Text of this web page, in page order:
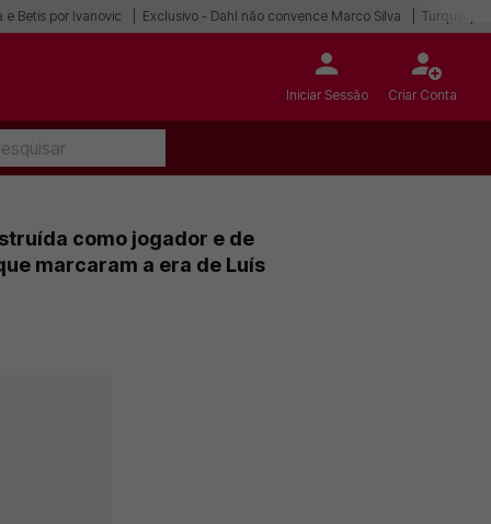
Betis por Ivanovic Exclusivo - Dahl não convence Marco Silva Turquia
Iniciar Sessão Criar Conta
como jogador e de
marcaram a era de Luís